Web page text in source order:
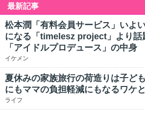
最新記事
松本潤「有料会員サービス」いよ
になる「timelesz project」より話
「アイドルプロデュース」の中身
イケメン
夏休みの家族旅行の荷造りは子ど
にもママの負担軽減にもなるワケ
ライフ